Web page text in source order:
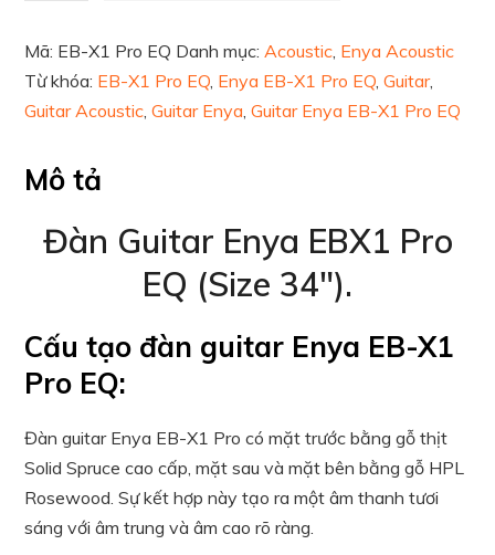
Mã: EB-X1 Pro EQ Danh mục:Acoustic, Enya Acoustic
Từ khóa: EB-X1 Pro EQ, Enya EB-X1 Pro EQ,Guitar,
Guitar Acoustic,Guitar Enya,Guitar Enya EB-X1 Pro EQ
Mô tả
Đàn Guitar Enya EBX1 Pro
EQ (Size 34″).
Cấu tạo đàn guitar Enya EB-X1
Pro EQ:
Đàn guitar Enya EB-X1 Pro có mặt trước bằng gỗ thịt
Solid Spruce cao cấp, mặt sau và mặt bên bằng gỗ HPL
Rosewood. Sự kết hợp này tạo ra một âm thanh tươi
sáng với âm trung và âm cao rõ ràng.